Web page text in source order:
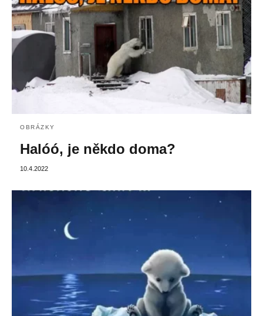
OBRÁZKY
Halóó, je někdo doma?
10.4.2022